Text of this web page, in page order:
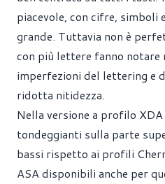
piacevole, con cifre,
grande. Tuttavia non è
con più lettere fanno notare
imperfezioni del lettering e
ridotta nitidezza.
Nella versione a profilo
tondeggianti sulla parte
bassi rispetto ai profili
ASA disponibili anche per